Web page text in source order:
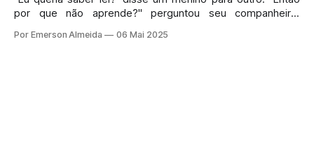
por que não aprende?" perguntou seu companheiro.
é pobre demais para me mandar à escola," respondeu o
Por Emerson Almeida 06 Mai 2025